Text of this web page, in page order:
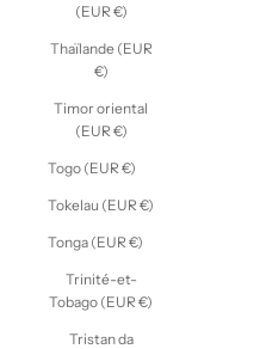
(EUR €)
Thaïlande (EUR
€)
Timor oriental
(EUR €)
Togo (EUR €)
Tokelau (EUR €)
Tonga (EUR €)
Trinité-et-
Tobago (EUR €)
Tristan da